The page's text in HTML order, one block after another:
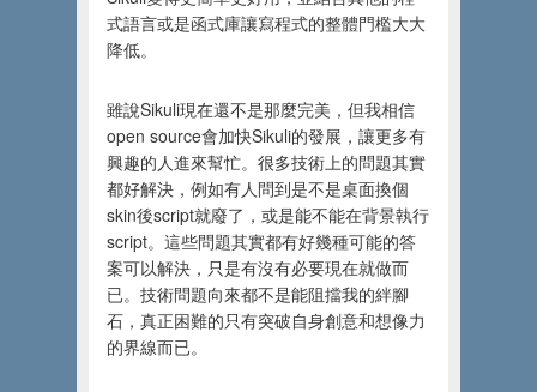
式語言或是函式庫讓寫程式的整體門檻大大
降低。
雖說Sikuli現在還不是那麼完美，但我相信
open source會加快Sikuli的發展，讓更多有
興趣的人進來幫忙。很多技術上的問題其實
都好解決，例如有人問到是不是桌面換個
skin後script就廢了，或是能不能在背景執行
script。這些問題其實都有好幾種可能的答
案可以解決，只是有沒有必要現在就做而
已。技術問題向來都不是能阻擋我的絆腳
石，真正困難的只有突破自身創意和想像力
的界線而已。